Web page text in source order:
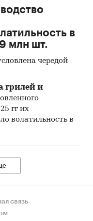
в
млн шт.
чередой
грилей и
гг их
волатильность в
связь